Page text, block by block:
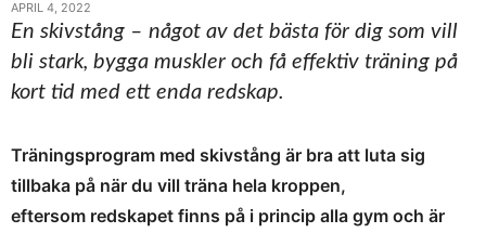
APRIL 4, 2022
En skivstång – något av det bästa för dig som vill
bli stark, bygga muskler och få effektiv träning på
kort tid med ett enda redskap.
Träningsprogram med skivstång är bra att luta sig
tillbaka på när du vill träna hela kroppen,
eftersom redskapet finns på i princip alla gym och är